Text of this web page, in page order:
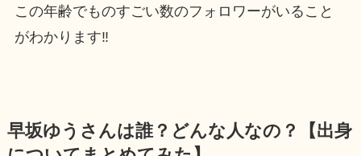
この年齢でものすごい数のフォロワーがいること
がわかります‼
早坂ゆうさんは誰？どんな人なの？【出身